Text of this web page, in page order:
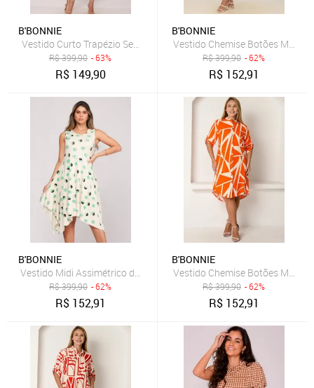
B'BONNIE
Vestido Curto Trapézio Sem Manga B'Bonnie Sophia Listra Pistache
R$399,90 - 63%
R$ 149,90
B'BONNIE
Vestido Chemise Botões M/L
R$399,90 - 62%
R$ 152,91
B'BONNIE
Vestido Midi Assimétrico de Alça B'Bonnie Mabel Poá Verde
R$399,90 - 62%
R$ 152,91
B'BONNIE
Vestido Chemise Botões M/C
R$399,90 - 62%
R$ 152,91